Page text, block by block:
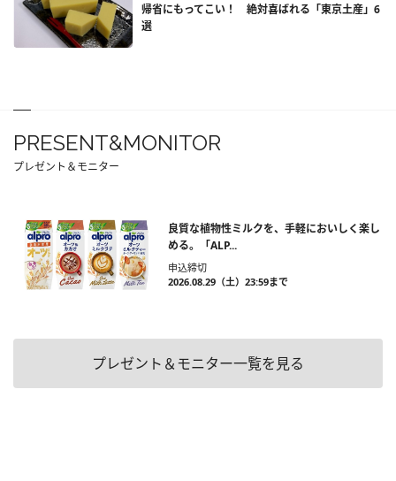
帰省にもってこい！ 絶対喜ばれる「東京土産」6
選
PRESENT&MONITOR
プレゼント＆モニター
良質な植物性ミルクを、手軽においしく楽し
める。「ALP...
申込締切
2026.08.29（土）23:59まで
プレゼント＆モニター一覧を見る